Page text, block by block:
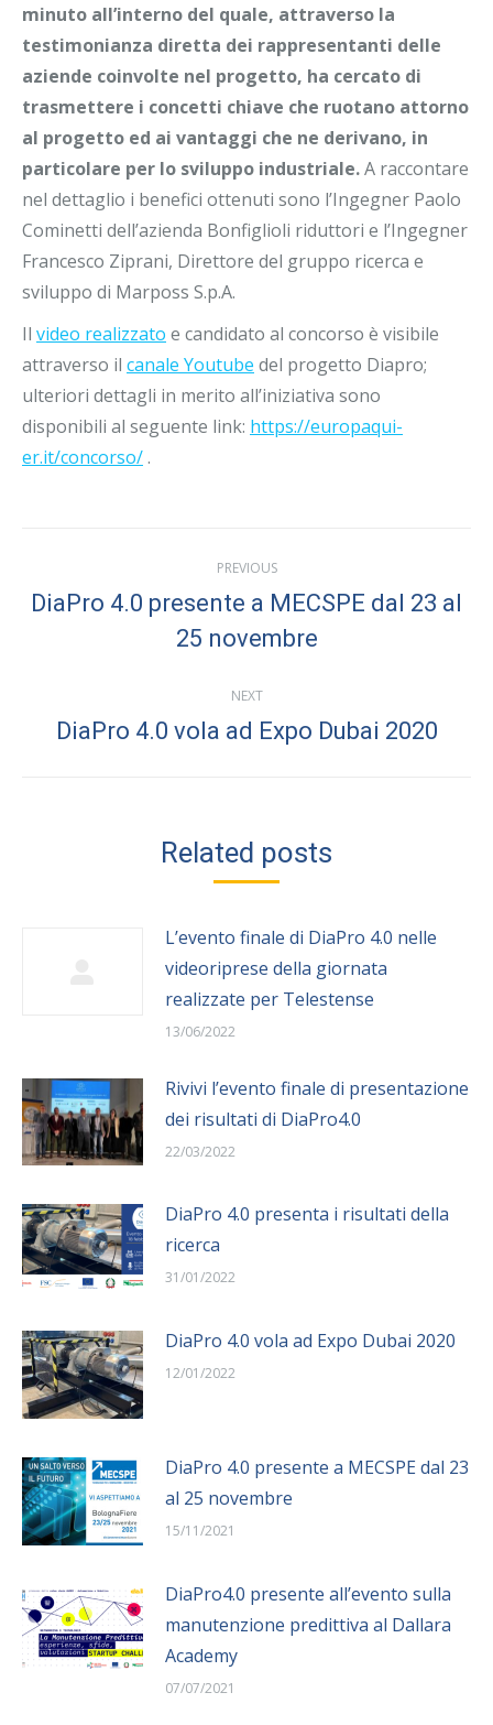
minuto all’interno del quale, attraverso la
testimonianza diretta dei rappresentanti delle
aziende coinvolte nel progetto, ha cercato di
trasmettere i concetti chiave che ruotano attorno
al progetto ed ai vantaggi che ne derivano, in
particolare per lo sviluppo industriale.A raccontare
nel dettaglio i benefici ottenuti sono l’Ingegner Paolo
Cominetti dell’azienda Bonfiglioli riduttori e l’Ingegner
Francesco Ziprani, Direttore del gruppo ricerca e
sviluppo di Marposs S.p.A.
Il video realizzato e candidato al concorso è visibile
attraverso il canale Youtube del progetto Diapro;
ulteriori dettagli in merito all’iniziativa sono
disponibili al seguente link: https://europaqui-
er.it/concorso/.
navigation
PREVIOUS
Previous
post:
DiaPro 4.0 presente a MECSPE dal 23 al
25 novembre
NEXT
Next
DiaPro 4.0 vola ad Expo Dubai 2020
Related posts
L’evento finale di DiaPro 4.0 nelle
videoriprese della giornata
realizzate per Telestense
13/06/2022
Rivivi l’evento finale di presentazione
dei risultati di DiaPro4.0
22/03/2022
DiaPro 4.0 presenta i risultati della
ricerca
31/01/2022
DiaPro 4.0 vola ad Expo Dubai 2020
12/01/2022
DiaPro 4.0 presente a MECSPE dal 23
al 25 novembre
15/11/2021
DiaPro4.0 presente all’evento sulla
manutenzione predittiva al Dallara
Academy
07/07/2021